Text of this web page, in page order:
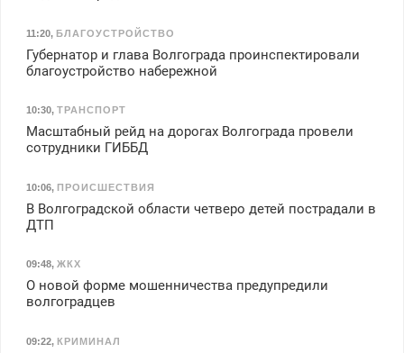
11:20, БЛАГОУСТРОЙСТВО
Губернатор и глава Волгограда проинспектировали
благоустройство набережной
10:30, ТРАНСПОРТ
Масштабный рейд на дорогах Волгограда провели
сотрудники ГИББД
10:06, ПРОИСШЕСТВИЯ
В Волгоградской области четверо детей пострадали в
ДТП
09:48, ЖКХ
О новой форме мошенничества предупредили
волгоградцев
09:22, КРИМИНАЛ